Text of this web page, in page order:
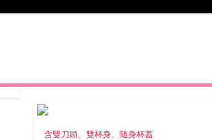
含雙刀頭、雙杯身、隨身杯蓋